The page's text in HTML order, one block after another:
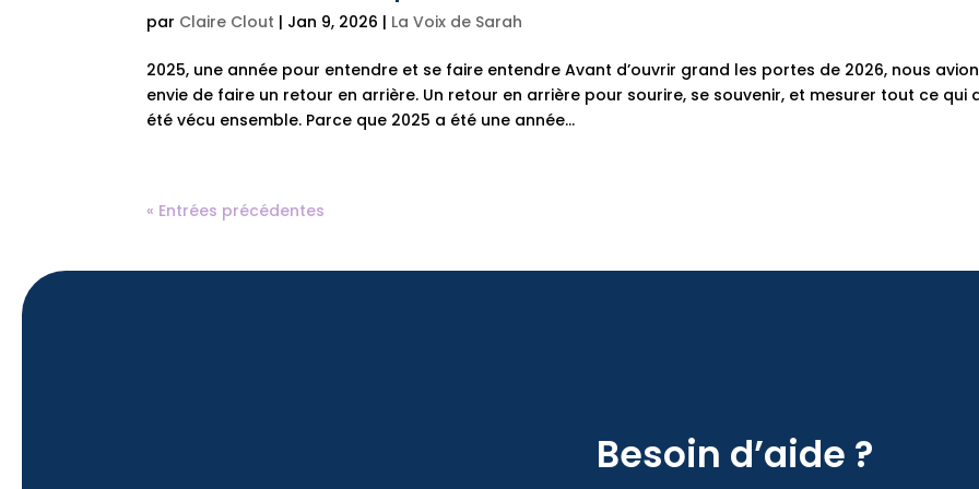
par Claire Clout | Jan 9, 2026 | La Voix de Sarah
2025, une année pour entendre et se faire entendre Avant d’ouvrir grand les portes de 2026, nous
envie de faire un retour en arrière. Un retour en arrière pour sourire, se souvenir, et mesurer tout ce qui
été vécu ensemble. Parce que 2025 a été une année...
« Entrées précédentes
Besoin d’aide ?